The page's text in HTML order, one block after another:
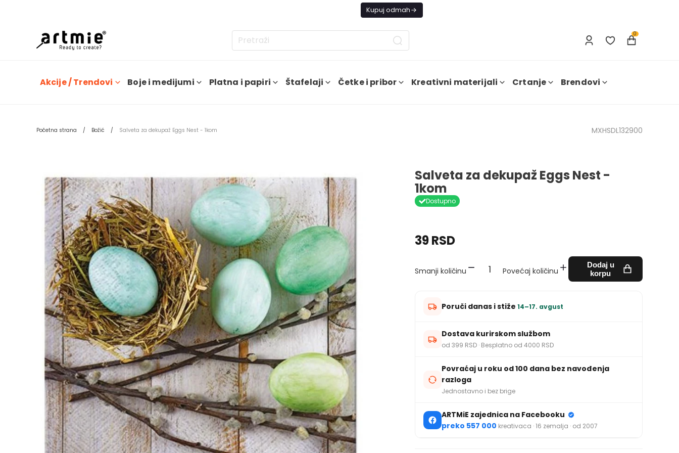
Kupuj odmah
0
Akcije / Trendovi Boje i medijumi Platna i papiri Štafelaji Četke i pribor Kreativni materijali Crtanje Brendovi
Početna strana Božić Salveta za dekupaž Eggs Nest - 1kom MXHSDL132900
Salveta za dekupaž Eggs Nest -
1kom
Dostupno
39 RSD
Smanji količinu Povećaj količinu
Dodaj u
korpu
Poruči danas i stiže 14–17. avgust
Dostava kurirskom službom
od 399 RSD · Besplatno od 4000 RSD
Povraćaj u roku od 100 dana bez navođenja
razloga
Jednostavno i bez brige
ARTMiE zajednica na Facebooku
preko 557 000 kreativaca · 16 zemalja · od 2007